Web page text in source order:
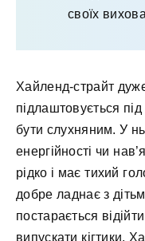
своїх
Хайленд-страйт
підлаштовується
бути слухняним. У
енергійності чи
рідко і має тихий
добре ладнає з
постарається
випускати кігтики.